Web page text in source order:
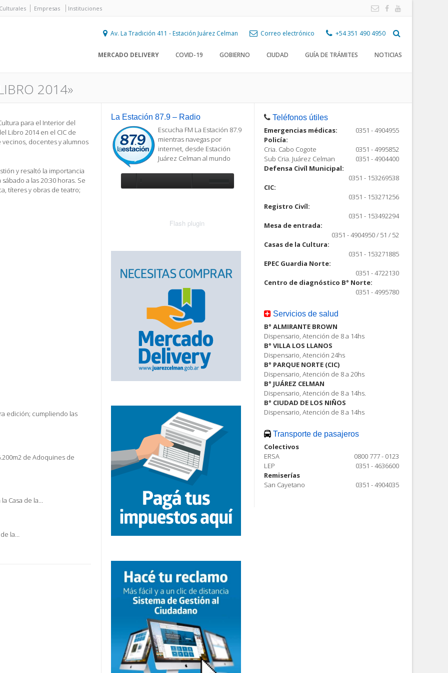
Empresas Instituciones
Av. La Tradición 411 - Estación Juárez Celman Correo electrónico +54 351 490 4950
MERCADO DELIVERY COVID-19 GOBIERNO CIUDAD GUÍA DE TRÁMITES NOTICIAS
2014»
para el Interior del
Libro 2014 en el CIC de
docentes y alumnos
y resaltó la importancia
a las 20:30 horas. Se
títeres y obras de teatro;
edición; cumpliendo las
de Adoquines de
Casa de la…
la…
La Estación 87.9 – Radio
Escucha FM La Estación 87.9
mientras navegas por
internet, desde Estación
Juárez Celman al mundo
Flash plugin
Teléfonos útiles
Emergencias médicas:
0351 - 4904955
Policía:
Cria. Cabo Cogote
0351 - 4995852
Sub Cria. Juárez Celman
0351 - 4904400
Defensa Civíl Municipal:
0351 - 153269538
CIC:
0351 - 153271256
Registro Civíl:
0351 - 153492294
Mesa de entrada:
0351 - 4904950 / 51 / 52
Casas de la Cultura:
0351 - 153271885
EPEC Guardia Norte:
0351 - 4722130
Centro de diagnóstico B° Norte:
0351 - 4995780
Servicios de salud
B° ALMIRANTE BROWN
Dispensario, Atención de 8 a 14hs
B° VILLA LOS LLANOS
Dispensario, Atención 24hs
B° PARQUE NORTE (CIC)
Dispensario, Atención de 8 a 20hs
B° JUÁREZ CELMAN
Dispensario, Atención de 8 a 14hs.
B° CIUDAD DE LOS NIÑOS
Dispensario, Atención de 8 a 14hs
Transporte de pasajeros
Colectivos
ERSA
0800 777 - 0123
LEP
0351 - 4636600
Remiserías
San Cayetano
0351 - 4904035